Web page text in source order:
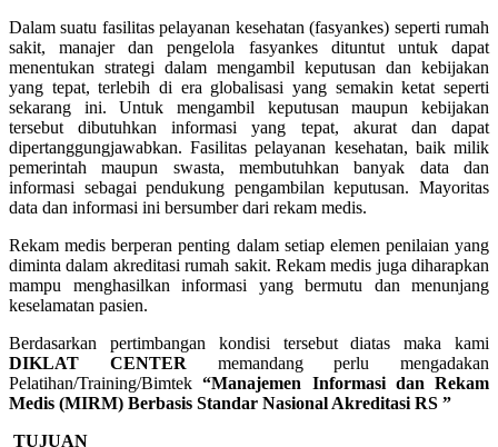
Dalam suatu fasilitas pelayanan kesehatan (fasyankes) seperti rumah
sakit, manajer dan pengelola fasyankes dituntut untuk dapat
menentukan strategi dalam mengambil keputusan dan kebijakan
yang tepat, terlebih di era globalisasi yang semakin ketat seperti
sekarang ini. Untuk mengambil keputusan maupun kebijakan
tersebut dibutuhkan informasi yang tepat, akurat dan dapat
dipertanggungjawabkan. Fasilitas pelayanan kesehatan, baik milik
pemerintah maupun swasta, membutuhkan banyak data dan
informasi sebagai pendukung pengambilan keputusan. Mayoritas
data dan informasi ini bersumber dari rekam medis.
Rekam medis berperan penting dalam setiap elemen penilaian yang
diminta dalam akreditasi rumah sakit. Rekam medis juga diharapkan
mampu menghasilkan informasi yang bermutu dan menunjang
keselamatan pasien.
Berdasarkan pertimbangan kondisi tersebut diatas maka kami
DIKLAT CENTER memandang perlu mengadakan
Pelatihan/Training/Bimtek“Manajemen Informasi dan Rekam
Medis (MIRM) Berbasis Standar Nasional Akreditasi RS ”
TUJUAN